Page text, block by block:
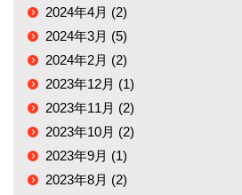
2024年4月 (2)
2024年3月 (5)
2024年2月 (2)
2023年12月 (1)
2023年11月 (2)
2023年10月 (2)
2023年9月 (1)
2023年8月 (2)